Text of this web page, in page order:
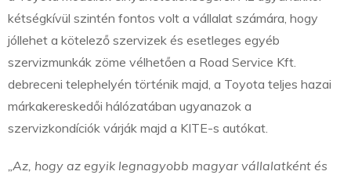
kétségkívül szintén fontos volt a vállalat számára, hogy
jóllehet a kötelező szervizek és esetleges egyéb
szervizmunkák zöme vélhetően a Road Service Kft.
debreceni telephelyén történik majd, a Toyota teljes hazai
márkakereskedői hálózatában ugyanazok a
szervizkondíciók várják majd a KITE-s autókat.
„Az, hogy az egyik legnagyobb magyar vállalatként és